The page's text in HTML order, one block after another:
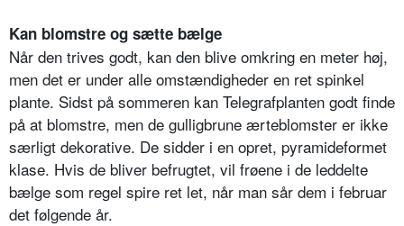
Kan blomstre og sætte bælge
Når den trives godt, kan den blive omkring en meter høj,
men det er under alle omstændigheder en ret spinkel
plante. Sidst på sommeren kan Telegrafplanten godt finde
på at blomstre, men de gulligbrune ærteblomster er ikke
særligt dekorative. De sidder i en opret, pyramideformet
klase. Hvis de bliver befrugtet, vil frøene i de leddelte
bælge som regel spire ret let, når man sår dem i februar
det følgende år.